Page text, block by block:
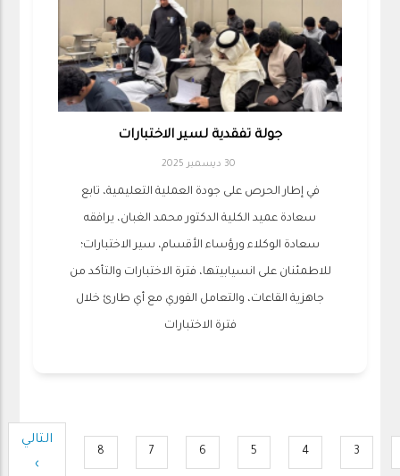
جولة تفقدية لسير الاختبارات
30 ديسمبر 2025
في إطار الحرص على جودة العملية التعليمية، تابع
سعادة عميد الكلية الدكتور محمد الغبان، يرافقه
سعادة الوكلاء ورؤساء الأقسام، سير الاختبارات؛
للاطمئنان على انسيابيتها، فترة الاختبارات والتأكد من
جاهزية القاعات، والتعامل الفوري مع أي طارئ خلال
فترة الاختبارات
Pagination
Page
3
Page
4
Page
5
Page
6
Page7
Page
8
الصفحة
التالية
التالي
›